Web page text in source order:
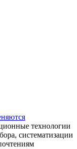
технологии
систематизации